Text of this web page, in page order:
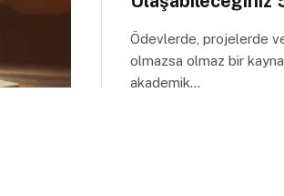
Ödevlerde, projelerde
olmazsa olmaz bir
akademik…